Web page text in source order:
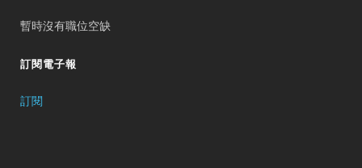
暫時沒有職位空缺
訂閱電子報
訂閱